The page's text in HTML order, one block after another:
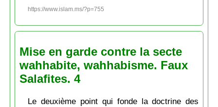
https://www.islam.ms/?p=755
Mise en garde contre la secte
wahhabite, wahhabisme. Faux
Salafites. 4
Le deuxième point qui fonde la doctrine des